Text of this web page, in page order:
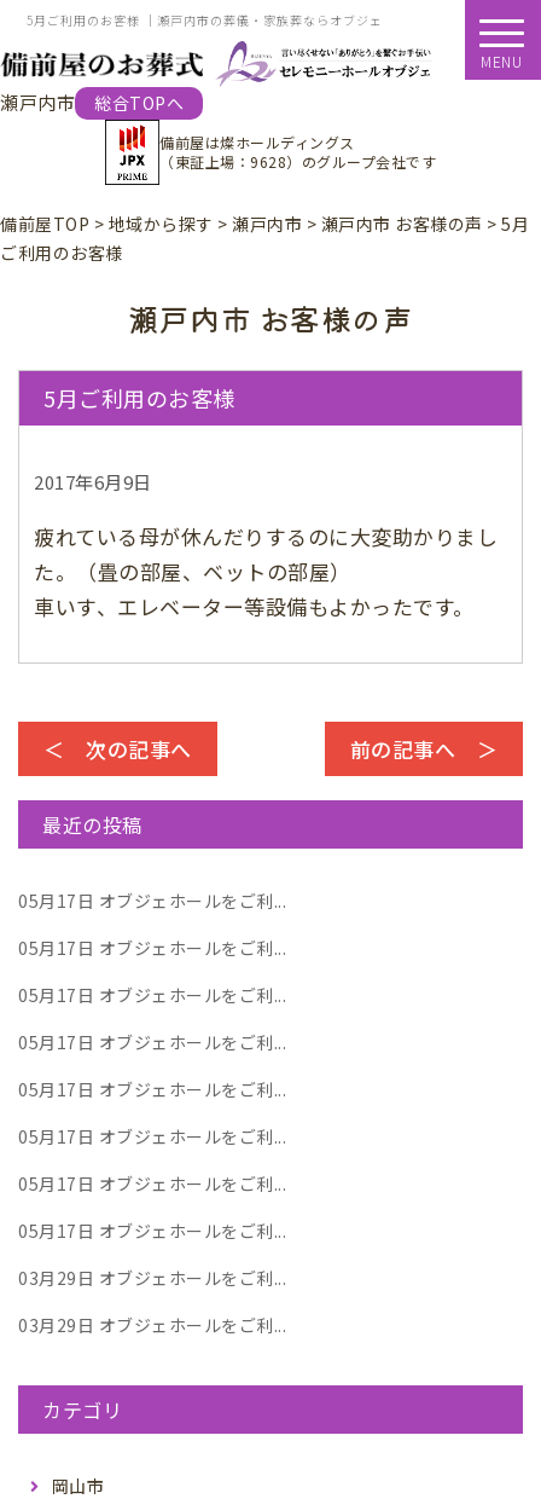
5月ご利用のお客様 ｜瀬戸内市の葬儀・家族葬ならオブジェ
総合TOPへ
瀬戸内市
備前屋は燦ホールディングス
（東証上場：9628） のグループ会社です
MENU
備前屋TOP > 地域から探す > 瀬戸内市 > 瀬戸内市 お客様の声 > 5月
ご利用のお客様
瀬戸内市 お客様の声
5月ご利用のお客様
2017年6月9日
疲れている母が休んだりするのに大変助かりまし
た。（畳の部屋、ベットの部屋）
車いす、エレベーター等設備もよかったです。
＜ 次の記事へ 前の記事へ ＞
最近の投稿
05月17日 オブジェホールをご利...
05月17日 オブジェホールをご利...
05月17日 オブジェホールをご利...
05月17日 オブジェホールをご利...
05月17日 オブジェホールをご利...
05月17日 オブジェホールをご利...
05月17日 オブジェホールをご利...
05月17日 オブジェホールをご利...
03月29日 オブジェホールをご利...
03月29日 オブジェホールをご利...
カテゴリ
岡山市